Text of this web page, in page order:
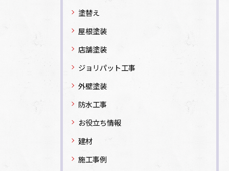
塗替え
屋根塗装
店舗塗装
ジョリパット工事
外壁塗装
防水工事
お役立ち情報
建材
施工事例